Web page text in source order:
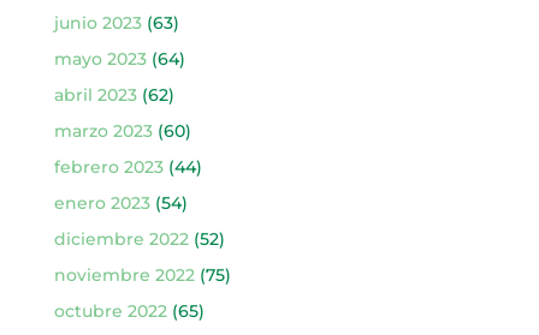
junio 2023(63)
mayo 2023(64)
abril 2023(62)
marzo 2023(60)
febrero 2023(44)
enero 2023(54)
diciembre 2022(52)
noviembre 2022(75)
octubre 2022(65)